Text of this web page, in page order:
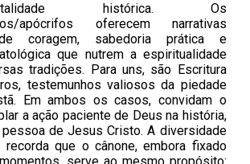
histórica. Os
apócrifos oferecem narrativas
coragem, sabedoria prática e
que nutrem a espiritualidade
tradições. Para uns, são Escritura
testemunhos valiosos da piedade
Em ambos os casos, convidam o
a ação paciente de Deus na história,
pessoa de Jesus Cristo. A diversidade
recorda que o cânone, embora fixado